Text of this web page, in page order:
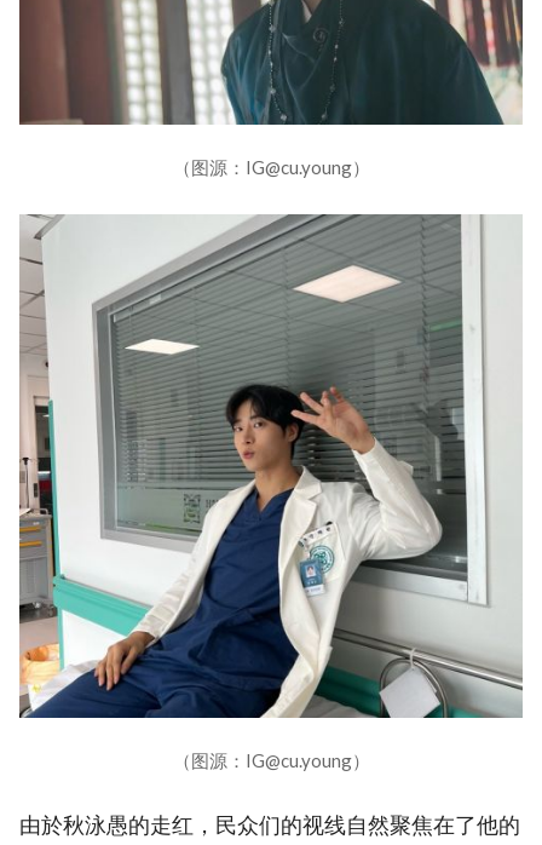
（图源：IG@cu.young）
（图源：IG@cu.young）
由於秋泳愚的走红，民众们的视线自然聚焦在了他的